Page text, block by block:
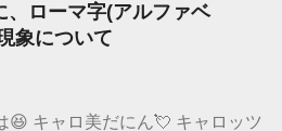
、ローマ字(アルファベ
象について
😆 キャロ美だにん💘 キャロッツ